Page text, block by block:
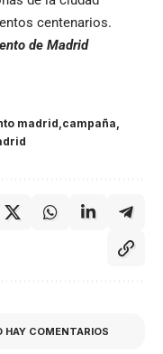
centenarios.
de Madrid
madrid campaña
HAY COMENTARIOS